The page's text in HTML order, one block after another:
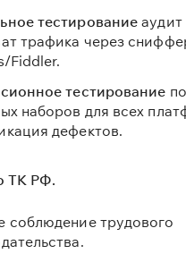
тестирование
трафика через
Fiddler.
тестирование
наборов для всех
дефектов.
ТК РФ.
соблюдение трудового